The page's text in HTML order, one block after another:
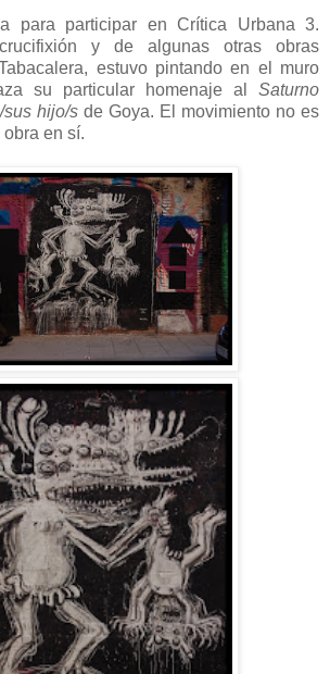
para participar en Crítica Urbana 3.
y de algunas otras obras
estuvo pintando en el muro
su particular homenaje al Saturno
sus hijo/s de Goya. El movimiento no es
en sí.